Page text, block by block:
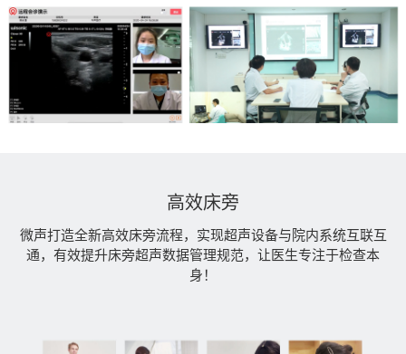
高效床旁
微声打造全新高效床旁流程，实现超声设备与院内系统互联互
通，有效提升床旁超声数据管理规范，让医生专注于检查本
身！